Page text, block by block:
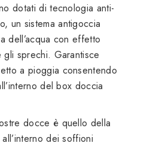
dotati di tecnologia anti-
un sistema antigoccia
dell’acqua con effetto
sprechi. Garantisce
a pioggia consentendo
del box doccia
docce è quello della
dei soffioni